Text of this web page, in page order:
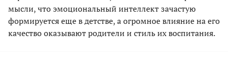
мысли, что эмоциональный интеллект зачастую
формируется еще в детстве, а огромное влияние на его
качество оказывают родители и стиль их воспитания.